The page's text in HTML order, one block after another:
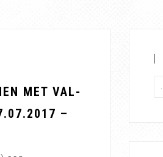
MET VAL-
–